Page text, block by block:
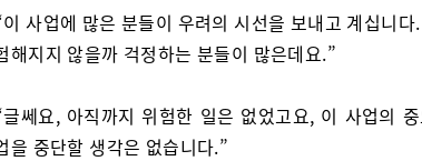
이 사업에 많은 분들이 우려의 시선을 보내고 계십니
해지지 않을까 걱정하는 분들이 많은데요.”
글쎄요, 아직까지 위험한 일은 없었고요, 이 사업의
을 중단할 생각은 없습니다.”